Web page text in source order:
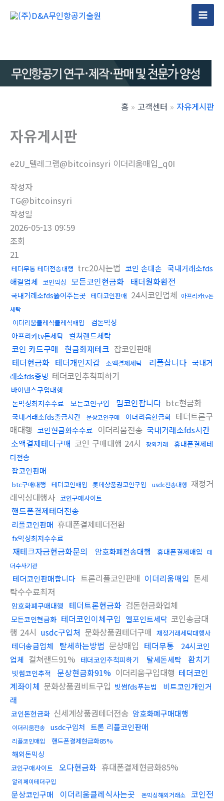
건
뛰
Main
홈 고객센터 자유게시판
자유게시판
e2U_텔레그램@bitcoinsyri 이더리움매입_q0I
작성자
TG@bitcoinsyri
작성일
2026-05-13 09:59
조회
21
테더무통 테더전송대행 trc20사는법 코인 손대손 국내거래소fds
해결업체 코인믹싱 모든코인현금화 태더원화환전
국내거래소fds뚫어주는곳 테더코인판매 24시코인업체 아프리카tv돈
세탁
이더리움클레식클레식매입
검돈믹싱
아프리카tv돈세탁
컬쳐랜드세탁
코인 카드구매 현금화재테크 잡코인판매
테더현금화 테더개인지갑 소액결제세탁 리플삽니다 국내거
래소fds증빙 테더코인추척피하기
바이낸스구입대행
돈믹싱최저수수료
모든코인구입 밈코인팝니다 btc현금화
국내거래소fds출금시간 문상코인구매 이더리움현금화 테더트론구
매대행 코인현금화수수료 이더리움전송 국내거래소fds시간
소액결제테더구매 코인 구매대행 24시 장외거래
휴대폰결제테
더전송
잡코인판매
btc구매대행 테더코인매입 롯데상품권코인구입 usdc전송대행 재정거
래믹싱대행사 코인구매사이트
핸드폰결제테더전송
리플코인판매 휴대폰결제테더전환
fx믹싱최저수수료
재테크자금현금화문의 암호화폐전송대행 휴대폰결제매입
테
더수사기관
테더코인판매합니다 트론리플코인판매 이더리움매입 돈세
탁수수료최저
암호화폐구매대행 테더트론현금화 검돈현금화업체
모든코인현금화 테더코인이체구입 엘포인트세탁 코인송금대
행 24시 usdc구입처 문화상품권테더구매 재정거래세탁대행사
테더송금업체 탈세하는방법 문상매입 테더무통
24시코인
업체 컬쳐랜드91% 테더코인추척피하기 탈세돈세탁 환치기
빗썸코인추적 문상현금화91% 이더리움구입대행 테더코인
계좌이체 문화상품권비트구입 빗썸fds푸는법
비트코인개인거
래
코인돈현금화 신세계상품권테더전송 암호화폐구매대행
이더리움전송 usdc구입처 트론 리플코인판매
리플코인매입 핸드폰결제현금화85%
해외돈믹싱
코인구매사이트 오다현금화 휴대폰결제현금화85%
알리페이테더구입
문상코인구매 이더리움클레식사는곳 돈믹싱해외거래소
코인전